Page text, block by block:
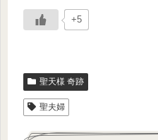
+5
聖天様 奇跡
聖夫婦